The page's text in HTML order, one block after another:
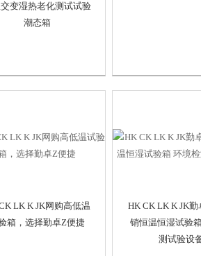
变湿热老化测试试验
潮态箱
LK K JK网购高低温
箱，选择勤卓Z便捷
HK CK LK K JK勤
销恒温恒湿试验
测试验设